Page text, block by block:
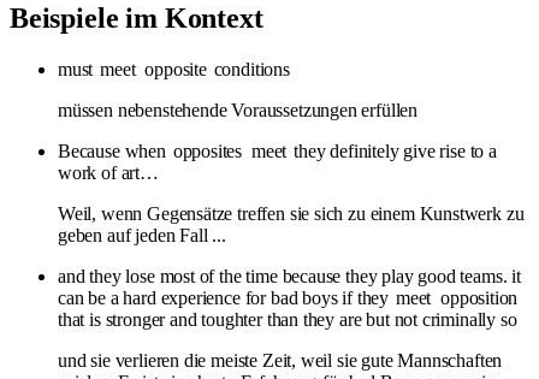
Beispiele im Kontext
must meet opposite conditions
müssen nebenstehende Voraussetzungen erfüllen
Because when opposites meet they definitely give rise to a
work of art…
Weil, wenn Gegensätze treffen sie sich zu einem Kunstwerk zu
geben auf jeden Fall ...
and they lose most of the time because they play good teams. it
can be a hard experience for bad boys if they meet opposition
that is stronger and toughter than they are but not criminally so
und sie verlieren die meiste Zeit, weil sie gute Mannschaften